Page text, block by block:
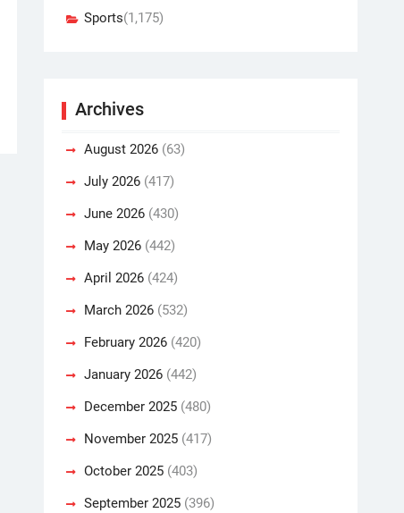
Sports(1,175)
Archives
August 2026 (63)
July 2026 (417)
June 2026 (430)
May 2026 (442)
April 2026 (424)
March 2026 (532)
February 2026 (420)
January 2026 (442)
December 2025 (480)
November 2025 (417)
October 2025 (403)
September 2025 (396)